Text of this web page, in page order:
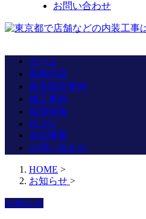
お問い合わせ
ホーム
業務内容
家具製作事例
施工事例
採用情報
BLOG
会社概要
お問い合わせ
HOME >
お知らせ >
お知らせ